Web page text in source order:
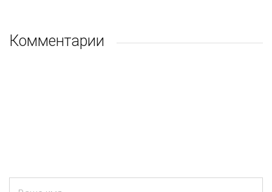
Комментарии